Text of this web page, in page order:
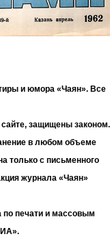
и юмора «Чаян». Все
защищены законом.
в любом объеме
только с письменного
журнала «Чаян»
по печати и массовым